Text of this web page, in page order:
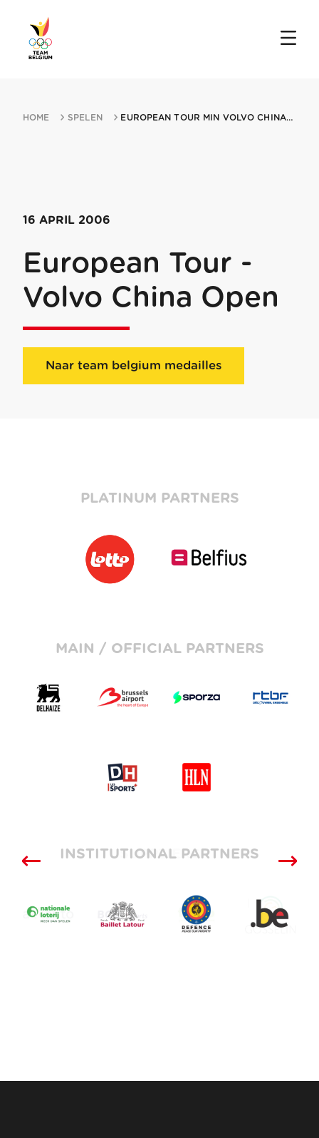
HOME SPELEN EUROPEAN TOUR MIN VOLVO CHINA OPEN 16042006 BEIJING
16 APRIL 2006
European Tour -
Volvo China Open
Naar team belgium medailles
PLATINUM PARTNERS
MAIN / OFFICIAL PARTNERS
SUPPLIERS
INSTITUTIONAL PARTNERS